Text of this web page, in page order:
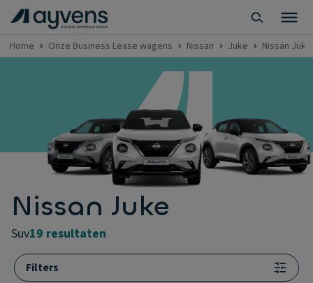
Home Onze Business Lease wagens Nissan Juke Nissan Juke
Nissan Juke
suv19 resultaten
Filters